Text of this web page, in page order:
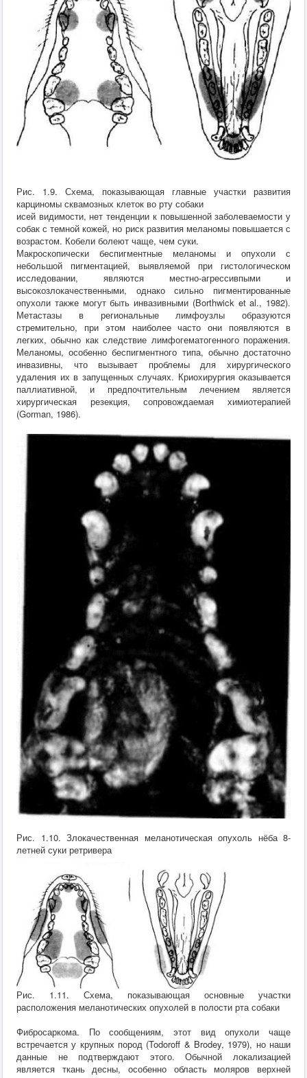
Рис. 1.9. Схема, показывающая главные участки развития
карциномы сквамозных клеток во рту собаки
исей видимости, нет тенденции к повышенной заболеваемости у
собак с темной кожей, но риск развития меланомы повышается с
возрастом. Кобели болеют чаще, чем суки.
Макроскопически беспигментные меланомы и опухоли с
небольшой пигментацией, выявляемой при гистологическом
исследовании, являются местно-агрессивпыми и
высокозлокачественными, однако сильно пигментированные
опухоли также могут быть инвазивными (Borthwick et al., 1982).
Метастазы в региональные лимфоузлы образуются
стремительно, при этом наиболее часто они появляются в
легких, обычно как следствие лимфогематогенного поражения.
Меланомы, особенно беспигментного типа, обычно достаточно
инвазивны, что вызывает проблемы для хирургического
удаления их в запущенных случаях. Криохирургия оказывается
паллиативной, и предпочтительным лечением является
хирургическая резекция, сопровождаемая химиотерапией
(Gorman, 1986).
Рис. 1.10. Злокачественная меланотическая опухоль нёба 8-
летней суки ретривера
Рис. 1.11. Схема, показывающая основные участки
расположения меланотических опухолей в полости рта собаки
Фибросаркома. По сообщениям, этот вид опухоли чаще
встречается у крупных пород (Todoroff & Brodey, 1979), но наши
данные не подтверждают этого. Обычной локализацией
является ткань десны, особенно область моляров верхней